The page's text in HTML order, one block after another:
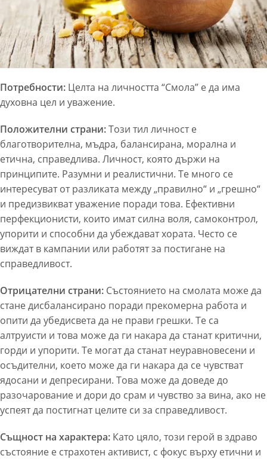
Потребности: Целта на личността “Смола” е да има
духовна цел и уважение.
Положителни страни:Този тил личност е
благотворителна, мъдра, балансирана, морална и
етична, справедлива. Личност, която държи на
принципите. Разумни и реалистични. Те много се
интересуват от разликата между „правилно“ и „грешно“
и предизвикват уважение поради това. Ефективни
перфекционисти, които имат силна воля, самоконтрол,
упорити и способни да убеждават хората. Често се
виждат в кампании или работят за постигане на
справедливост.
Отрицателни страни: Състоянието на смолата може да
стане дисбалансирано поради прекомерна работа и
опити да убедисвета да не прави грешки. Те са
алтруисти и това може да ги накара да станат критични,
горди и упорити. Те могат да станат неуравновесени и
осъдителни, което може да ги накара да се чувстват
ядосани и депресирани. Това може да доведе до
разочарование и дори до срам и чувство за вина, ако не
успеят да постигнат целите си за справедливост.
Същност на характера: Като цяло, този герой в здраво
състояние е страхотен активист, с фокус върху етични и